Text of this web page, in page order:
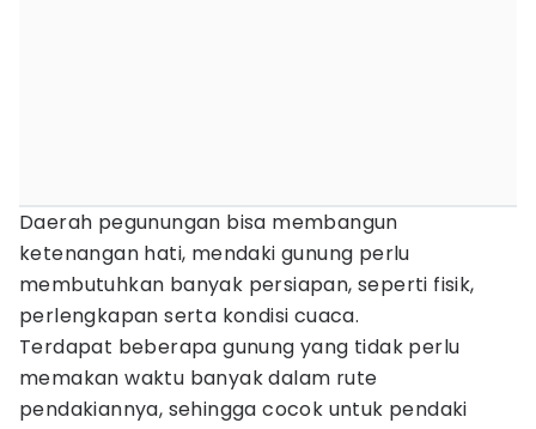
Daerah pegunungan bisa membangun
ketenangan hati, mendaki gunung perlu
membutuhkan banyak persiapan, seperti fisik,
perlengkapan serta kondisi cuaca.
Terdapat beberapa gunung yang tidak perlu
memakan waktu banyak dalam rute
pendakiannya, sehingga cocok untuk pendaki